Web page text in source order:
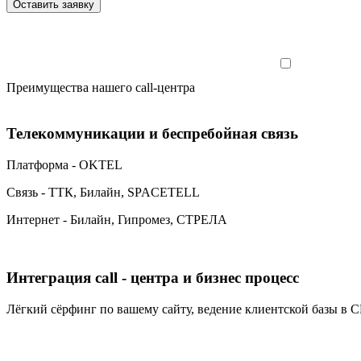
Оставить заявку
Преимущества нашего call-центра
Телекоммуникации и беспребойная связь
Платформа - OKTEL
Связь - ТТК, Билайн, SPACETELL
Интернет - Билайн, Гипромез, СТРЕЛА
Интеграция call - центра и бизнес процесс
Лёгкий сёрфинг по вашему сайту, ведение клиентской базы в